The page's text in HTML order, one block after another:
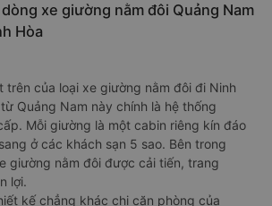
xe giường nằm đôi Quảng Nam
Hòa
trên của loại xe giường nằm đôi đi Ninh
Quảng Nam này chính là hệ thống
Mỗi giường là một cabin riêng kín đáo
ở các khách sạn 5 sao. Bên trong
giường nằm đôi được cải tiến, trang
lợi.
kế chẳng khác chi căn phòng của